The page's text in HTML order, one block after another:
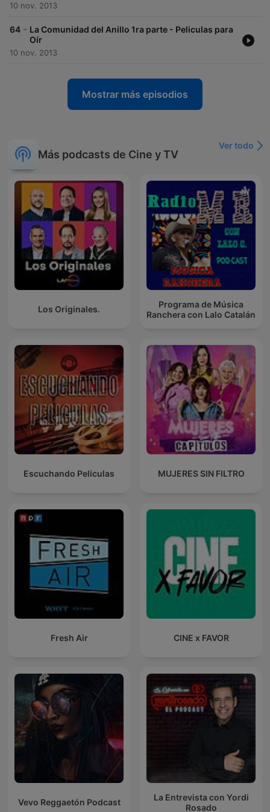
10 nov. 2013
64 - La Comunidad del Anillo 1ra parte - Peliculas para
Oír
10 nov. 2013
Mostrar más episodios
Más podcasts de Cine y TV
Ver todo
Los Originales.
Programa de Música
Ranchera con Lalo Catalán
Escuchando Peliculas MUJERES SIN FILTRO
Fresh Air CINE x FAVOR
Vevo Reggaetón Podcast
La Entrevista con Yordi
Rosado